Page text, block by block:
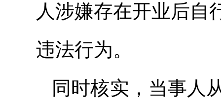
人涉嫌存在开业后自
违法行为。
同时核实，当事人